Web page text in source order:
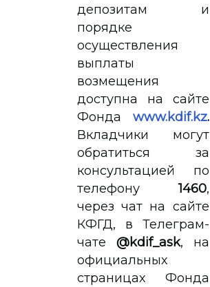
депозитам и
порядке
осуществления
выплаты
возмещения
доступна на сайте
Фонда www.kdif.kz.
Вкладчики могут
обратиться за
консультацией по
телефону1460,
через чат на сайте
КФГД, в Телеграм-
чате @kdif_ask, на
официальных
страницах Фонда